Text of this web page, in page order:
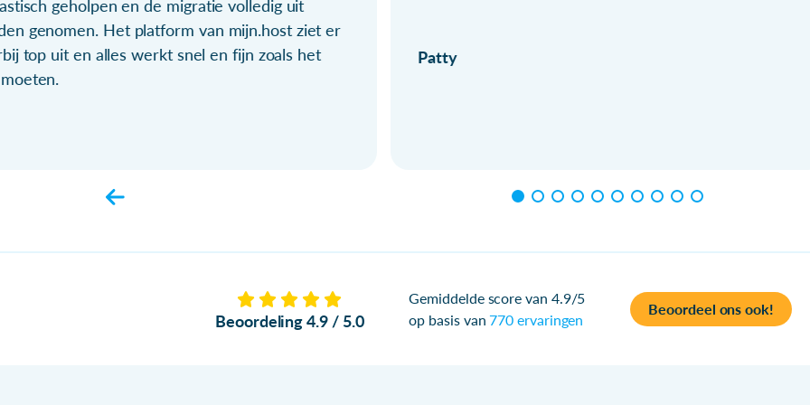
geholpen en de migratie volledig uit
genomen. Het platform van mijn.host ziet er
top uit en alles werkt snel en fijn zoals het
Patty
Beoordeling 4.9 / 5.0
Gemiddelde score van 4.9/5
op basis van770 ervaringen
Beoordeel ons ook!